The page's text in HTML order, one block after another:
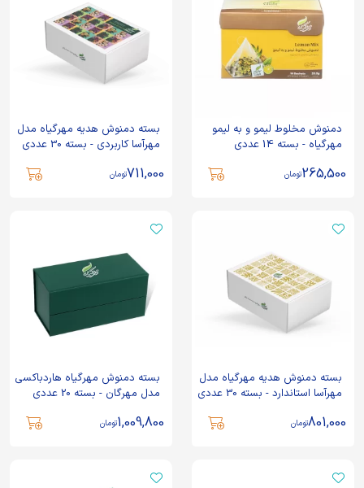
دمنوش مخلوط لیمو و به لیمو
مهرگیاه - بسته 14 عددی
265,500تومان
بسته دمنوش هدیه مهرگیاه مدل
مهرآسا کاربردی - بسته 30 عددی
711,000تومان
بسته دمنوش هدیه مهرگیاه مدل
مهرآسا استاندارد - بسته 30 عددی
801,000تومان
بسته دمنوش مهرگیاه هاردباکسی
مدل مهرگان - بسته 20 عددی
1,009,800تومان